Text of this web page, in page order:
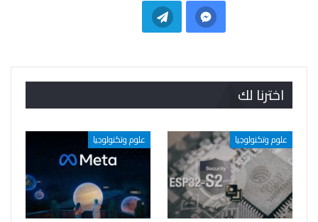
اخترنا لك
علوم وتكنولوجيا علوم وتكنولوجيا